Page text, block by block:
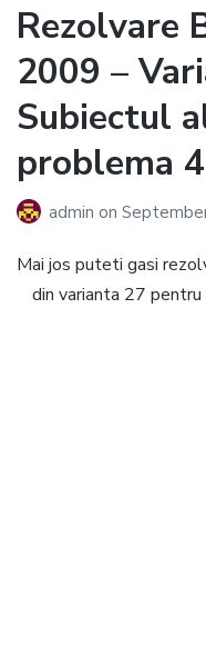
Rezolvare
2009 –
Subiectul
problema 4
admin on
Mai jos puteti gasi
din varianta 27